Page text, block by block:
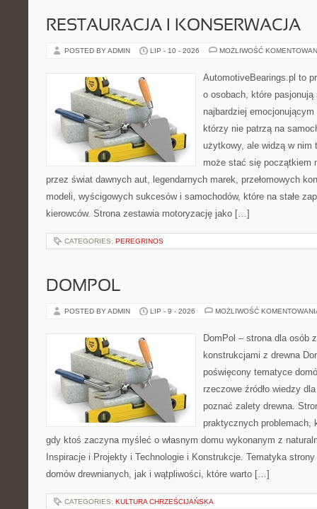
RESTAURACJA I KONSERWACJA
POSTED BY ADMIN LIP - 10 - 2026 MOŻLIWOŚĆ
AutomotiveBearings.pl to
o osobach, które
najbardziej
którzy nie patrzą na
użytkowy, ale widzą w nim
może stać się początkiem
przez świat dawnych aut, legendarnych marek, przełomowych
modeli, wyścigowych sukcesów i samochodów, które na stałe
kierowców. Strona zestawia motoryzację jako […]
CATEGORIES: PEREGRINOS
DOMPOL
POSTED BY ADMIN LIP - 9 - 2026 MOŻLIWOŚĆ
DomPol – strona dla osób
konstrukcjami z drewna
poświęcony tematyce
rzeczowe źródło wiedzy
poznać zalety drewna.
praktycznych problemach,
gdy ktoś zaczyna myśleć o własnym domu wykonanym z
Inspiracje i Projekty i Technologie i Konstrukcje. Tematyka
domów drewnianych, jak i wątpliwości, które warto […]
CATEGORIES: KULTURA CHRZEŚCIJAŃSKA